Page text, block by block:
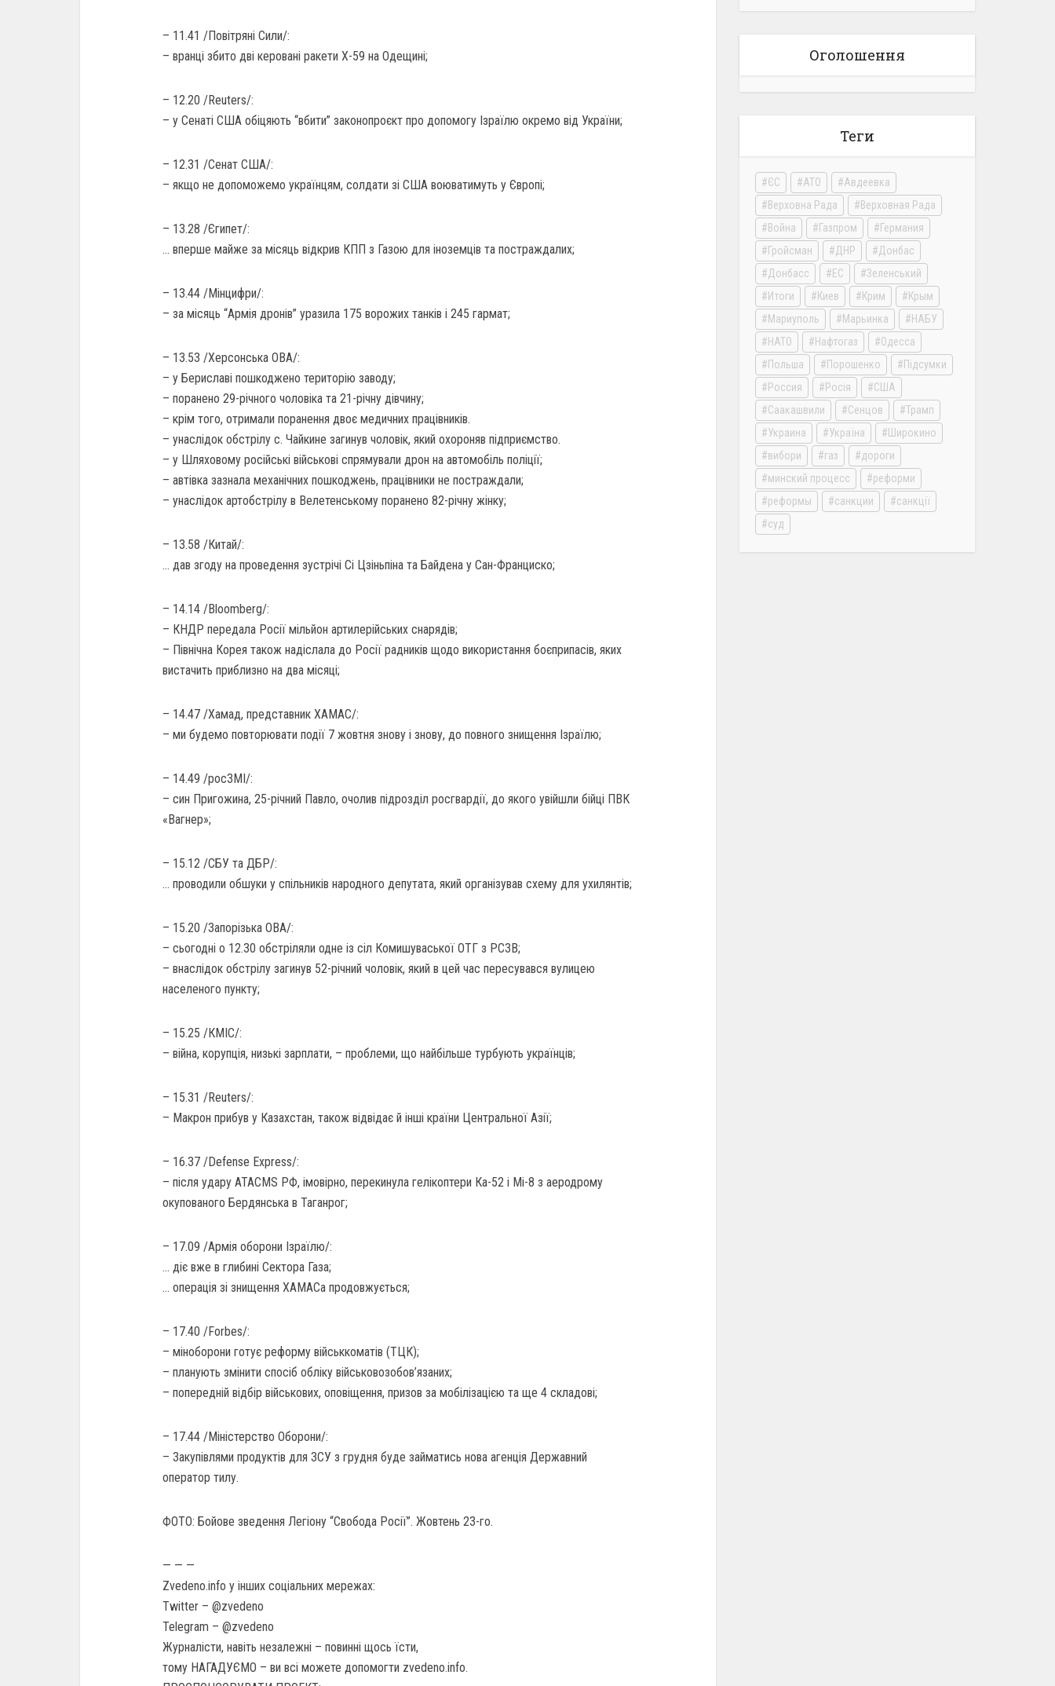
– 11.41 /Повітряні Сили/:
– вранці збито дві керовані ракети Х-59 на Одещині;
– 12.20 /Reuters/:
– у Сенаті США обіцяють “вбити” законопроєкт про допомогу Ізраїлю окремо від України;
– 12.31 /Сенат США/:
– якщо не допоможемо українцям, солдати зі США воюватимуть у Європі;
– 13.28 /Єгипет/:
… вперше майже за місяць відкрив КПП з Газою для іноземців та постраждалих;
– 13.44 /Мінцифри/:
– за місяць “Армія дронів” уразила 175 ворожих танків і 245 гармат;
– 13.53 /Херсонська ОВА/:
– у Бериславі пошкоджено територію заводу;
– поранено 29-річного чоловіка та 21-річну дівчину;
– крім того, отримали поранення двоє медичних працівників.
– унаслідок обстрілу с. Чайкине загинув чоловік, який охороняв підприємство.
– у Шляховому російські військові спрямували дрон на автомобіль поліції;
– автівка зазнала механічних пошкоджень, працівники не постраждали;
– унаслідок артобстрілу в Велетенському поранено 82-річну жінку;
– 13.58 /Китай/:
… дав згоду на проведення зустрічі Сі Цзіньпіна та Байдена у Сан-Франциско;
– 14.14 /Bloomberg/:
– КНДР передала Росії мільйон артилерійських снарядів;
– Північна Корея також надіслала до Росії радників щодо використання боєприпасів, яких
вистачить приблизно на два місяці;
– 14.47 /Хамад, представник ХАМАС/:
– ми будемо повторювати події 7 жовтня знову і знову, до повного знищення Ізраїлю;
– 14.49 /росЗМІ/:
– син Пригожина, 25-річний Павло, очолив підрозділ росгвардії, до якого увійшли бійці ПВК
«Вагнер»;
– 15.12 /СБУ та ДБР/:
… проводили обшуки у спільників народного депутата, який організував схему для ухилянтів;
– 15.20 /Запорізька ОВА/:
– сьогодні о 12.30 обстріляли одне із сіл Комишуваської ОТГ з РСЗВ;
– внаслідок обстрілу загинув 52-річний чоловік, який в цей час пересувався вулицею
населеного пункту;
– 15.25 /КМІС/:
– війна, корупція, низькі зарплати, – проблеми, що найбільше турбують українців;
– 15.31 /Reuters/:
– Макрон прибув у Казахстан, також відвідає й інші країни Центральної Азії;
– 16.37 /Defense Express/:
– після удару ATACMS РФ, імовірно, перекинула гелікоптери Ка-52 і Мі-8 з аеродрому
окупованого Бердянська в Таганрог;
– 17.09 /Армія оборони Ізраїлю/:
… діє вже в глибині Сектора Газа;
… операція зі знищення ХАМАСа продовжується;
– 17.40 /Forbes/:
– міноборони готує реформу військкоматів (ТЦК);
– планують змінити спосіб обліку військовозобов’язаних;
– попередній відбір військових, оповіщення, призов за мобілізацією та ще 4 складові;
– 17.44 /Міністерство Оборони/:
– Закупівлями продуктів для ЗСУ з грудня буде займатись нова агенція Державний
оператор тилу.
ФОТО: Бойове зведення Легіону “Свобода Росії”. Жовтень 23-го.
— — —
Zvedeno.info у інших соціальних мережах:
Twitter – @zvedeno
Telegram – @zvedeno
Журналісти, навіть незалежні – повинні щось їсти,
тому НАГАДУЄМО – ви всі можете допомогти zvedeno.info.
Оголошення
Теги
ЄС АТО
Авдеевка
Верховна Рада
Верховная Рада
Война
Газпром
Германия
Гройсман
ДНР
Донбас
Донбасс
ЕС
Зеленський
Итоги
Киев Крим
Крым
Мариуполь
Марьинка
НАБУ
НАТО
Нафтогаз
Одесса
Польша
Порошенко
Підсумки
Россия
Росія
США
Саакашвили
Сенцов
Трамп
Украина
Україна
Широкино
вибори
газ
дороги
минский процесс
реформи
реформы
санкции
санкції
суд